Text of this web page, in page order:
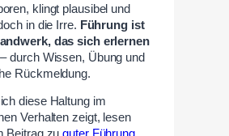
klingt plausibel und
in die Irre. Führung ist
das sich erlernen
durch Wissen, Übung und
Rückmeldung.
diese Haltung im
Verhalten zeigt, lesen